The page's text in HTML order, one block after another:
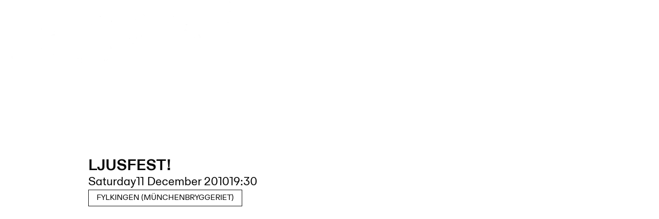
LJUSFEST!
Saturday11 December 201019:30
FYLKINGEN (MÜNCHENBRYGGERIET)